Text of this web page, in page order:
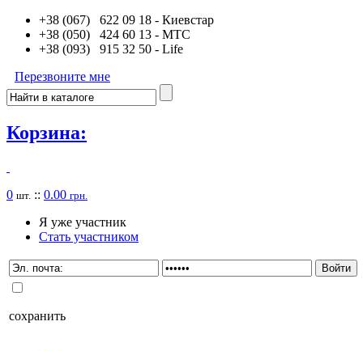
+38 (067) 622 09 18 - Киевстар
+38 (050) 424 60 13 - MTC
+38 (093) 915 32 50 - Life
Перезвоните мне
Корзина:
0 шт. :: 0.00 грн.
Я уже участник
Стать участником
сохранить